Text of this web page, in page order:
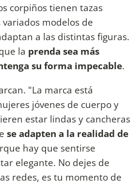
corpiños tienen tazas
modelos de
a las distintas figuras.
la prenda sea más
su forma impecable.
"La marca está
jóvenes de cuerpo y
estar lindas y cancheras
se adapten a la realidad de
hay que sentirse
elegante. No dejes de
redes, es tu momento de